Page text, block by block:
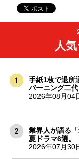
人
手紙1枚で退所
バーニング二
2026年08月04
業界人が語る
夏ドラマ6選。
2026年07月30